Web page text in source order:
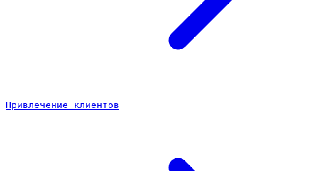
Привлечение клиентов